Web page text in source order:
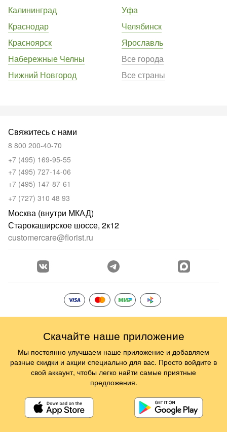
Калининград
Краснодар
Красноярск
Набережные Челны
Нижний Новгород
Уфа
Челябинск
Ярославль
Все города
Все страны
Свяжитесь с нами
8 800 200-40-70
+7 (495) 169-95-55
+7 (495) 727-14-06
+7 (495) 147-87-61
+7 (727) 310 48 93
Москва (внутри МКАД)
Старокаширское шоссе, 2к12
customercare@florist.ru
Скачайте наше приложение
Мы постоянно улучшаем наше приложение и добавляем
разные скидки и акции специально для вас. Просто войдите в
свой аккаунт, чтобы легко найти самые приятные
предложения.